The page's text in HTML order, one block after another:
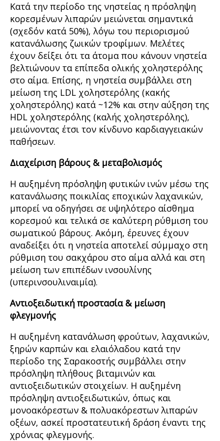
Κατά την περίοδο της νηστείας η πρόσληψη
κορεσμένων λιπαρών μειώνεται σημαντικά
(σχεδόν κατά 50%), λόγω του περιορισμού
κατανάλωσης ζωικών τροφίμων. Μελέτες
έχουν δείξει ότι τα άτομα που κάνουν νηστεία
βελτιώνουν τα επίπεδα ολικής χοληστερόλης
στο αίμα. Επίσης, η νηστεία συμβάλλει στη
μείωση της LDL χοληστερόλης (κακής
χοληστερόλης) κατά ~12% και στην αύξηση της
HDL χοληστερόλης (καλής χοληστερόλης),
μειώνοντας έτσι τον κίνδυνο καρδιαγγειακών
παθήσεων.
Διαχείριση βάρους & μεταβολισμός
Η αυξημένη πρόσληψη φυτικών ινών μέσω της
κατανάλωσης ποικιλίας εποχικών λαχανικών,
μπορεί να οδηγήσει σε υψηλότερο αίσθημα
κορεσμού και τελικά σε καλύτερη ρύθμιση του
σωματικού βάρους. Ακόμη, έρευνες έχουν
αναδείξει ότι η νηστεία αποτελεί σύμμαχο στη
ρύθμιση του σακχάρου στο αίμα αλλά και στη
μείωση των επιπέδων ινσουλίνης
(υπερινσουλιναιμία).
Αντιοξειδωτική προστασία & μείωση
φλεγμονής
Η αυξημένη κατανάλωση φρούτων, λαχανικών,
ξηρών καρπών και ελαιόλαδου κατά την
περίοδο της Σαρακοστής συμβάλλει στην
πρόσληψη πλήθους βιταμινών και
αντιοξειδωτικών στοιχείων. Η αυξημένη
πρόσληψη αντιοξειδωτικών, όπως και
μονοακόρεστων & πολυακόρεστων λιπαρών
οξέων, ασκεί προστατευτική δράση έναντι της
χρόνιας φλεγμονής.